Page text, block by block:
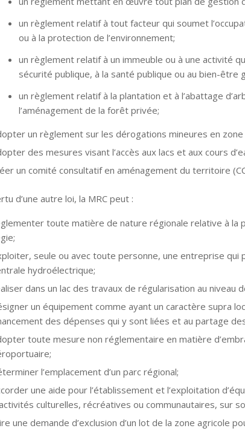
un règlement relatif à tout facteur qui soumet
ou à la protection de l’environnement;
un règlement relatif à un immeuble ou à une activité
sécurité publique, à la santé publique ou au bien-être
un règlement relatif à la plantation et à l’abattage
l’aménagement de la forêt privée;
un règlement sur les dérogations mineures en
des mesures visant l’accès aux lacs et aux cours
un comité consultatif en aménagement du territoire
d’une autre loi, la MRC peut :
toute matière de nature régionale relative à la
seule ou avec toute personne, une entreprise qui
hydroélectrique;
dans un lac des travaux de régularisation au niveau
un équipement comme ayant un caractère supra
des dépenses qui y sont liées et au partage
toute mesure non réglementaire en matière
l’emplacement d’un parc régional;
une aide pour l’établissement et l’exploitation
culturelles, récréatives ou communautaires, sur
une demande d’exclusion d’un lot de la zone agricole